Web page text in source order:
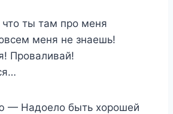
ты там про меня
меня не знаешь!
Проваливай!
— Надоело быть хорошей